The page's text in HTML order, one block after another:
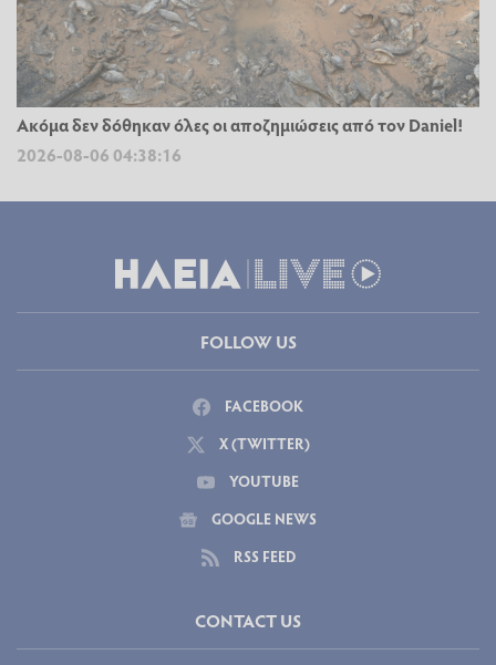
Ακόμα δεν δόθηκαν όλες οι αποζημιώσεις από τον Daniel!
2026-08-06 04:38:16
FOLLOW US
FACEBOOK
X (TWITTER)
YOUTUBE
GOOGLE NEWS
RSS FEED
CONTACT US